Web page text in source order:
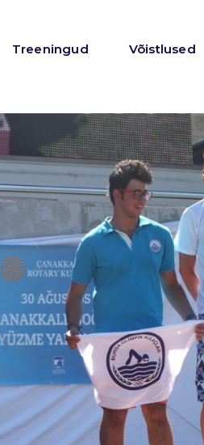
Treeningud Võistlused